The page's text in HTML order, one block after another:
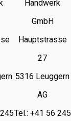
Handwerk
GmbH
Hauptstrasse
27
5316 Leuggern
AG
Tel.: +41 56 245